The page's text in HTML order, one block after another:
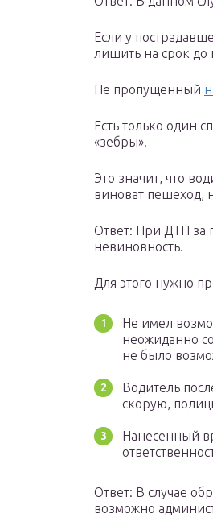
Если у
лишить на срок до
Не пропущенный
Есть только один
«зебры».
Это значит, что
виноват пешеход,
Ответ: При ДТП за
невиновность.
Для этого нужно
Не имел
неожиданно
не было
Водитель
скорую,
Нанесенный
Ответ: В случае
возможно